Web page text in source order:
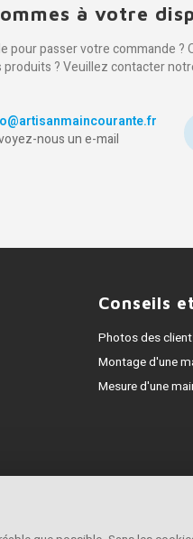
à votre
pour passer votre commande ?
produits ? Veuillez contacter
nous un e-mail
Conseils
Photos des
Montage d'une
Mesure d'une